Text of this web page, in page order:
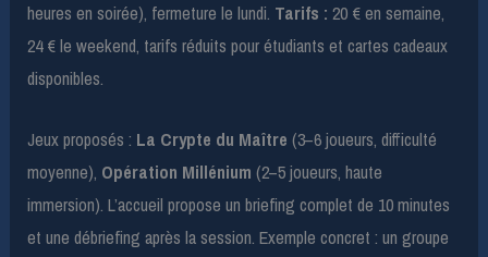
heures en soirée), fermeture le lundi. Tarifs : 20 € en semaine,
24 € le weekend, tarifs réduits pour étudiants et cartes cadeaux
disponibles.
Jeux proposés : La Crypte du Maître (3–6 joueurs, difficulté
moyenne), Opération Millénium (2–5 joueurs, haute
immersion). L’accueil propose un briefing complet de 10 minutes
et une débriefing après la session. Exemple concret : un groupe